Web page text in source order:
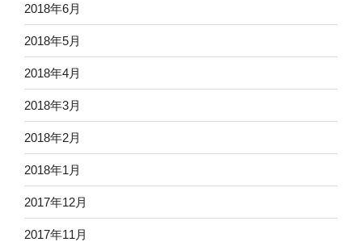
2018年6月
2018年5月
2018年4月
2018年3月
2018年2月
2018年1月
2017年12月
2017年11月